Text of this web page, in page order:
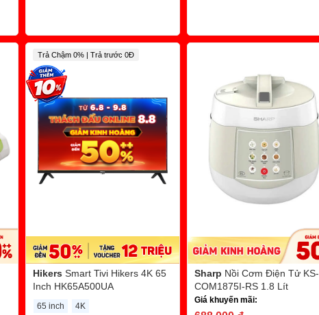
Trả Chậm 0% | Trả trước 0Đ
Hikers Smart Tivi Hikers 4K 65
Inch HK65A500UA
65 inch 4K
Sharp Nồi Cơm Điện Tử KS-
COM1875I-RS 1.8 Lít
Giá khuyến mãi: